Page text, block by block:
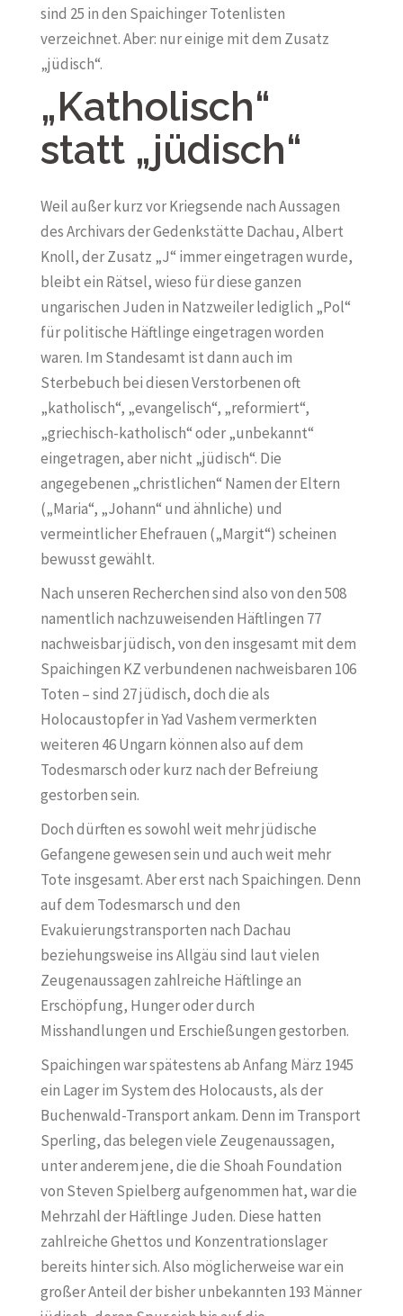
sind 25 in den Spaichinger Totenlisten
verzeichnet. Aber: nur einige mit dem Zusatz
„jüdisch“.
„Katholisch“
statt „jüdisch“
Weil außer kurz vor Kriegsende nach Aussagen
des Archivars der Gedenkstätte Dachau, Albert
Knoll, der Zusatz „J“ immer eingetragen wurde,
bleibt ein Rätsel, wieso für diese ganzen
ungarischen Juden in Natzweiler lediglich „Pol“
für politische Häftlinge eingetragen worden
waren. Im Standesamt ist dann auch im
Sterbebuch bei diesen Verstorbenen oft
„katholisch“, „evangelisch“, „reformiert“,
„griechisch-katholisch“ oder „unbekannt“
eingetragen, aber nicht „jüdisch“. Die
angegebenen „christlichen“ Namen der Eltern
(„Maria“, „Johann“ und ähnliche) und
vermeintlicher Ehefrauen („Margit“) scheinen
bewusst gewählt.
Nach unseren Recherchen sind also von den 508
namentlich nachzuweisenden Häftlingen 77
nachweisbar jüdisch, von den insgesamt mit dem
Spaichingen KZ verbundenen nachweisbaren 106
Toten – sind 27 jüdisch, doch die als
Holocaustopfer in Yad Vashem vermerkten
weiteren 46 Ungarn können also auf dem
Todesmarsch oder kurz nach der Befreiung
gestorben sein.
Doch dürften es sowohl weit mehr jüdische
Gefangene gewesen sein und auch weit mehr
Tote insgesamt. Aber erst nach Spaichingen. Denn
auf dem Todesmarsch und den
Evakuierungstransporten nach Dachau
beziehungsweise ins Allgäu sind laut vielen
Zeugenaussagen zahlreiche Häftlinge an
Erschöpfung, Hunger oder durch
Misshandlungen und Erschießungen gestorben.
Spaichingen war spätestens ab Anfang März 1945
ein Lager im System des Holocausts, als der
Buchenwald-Transport ankam. Denn im Transport
Sperling, das belegen viele Zeugenaussagen,
unter anderem jene, die die Shoah Foundation
von Steven Spielberg aufgenommen hat, war die
Mehrzahl der Häftlinge Juden. Diese hatten
zahlreiche Ghettos und Konzentrationslager
bereits hinter sich. Also möglicherweise war ein
großer Anteil der bisher unbekannten 193 Männer